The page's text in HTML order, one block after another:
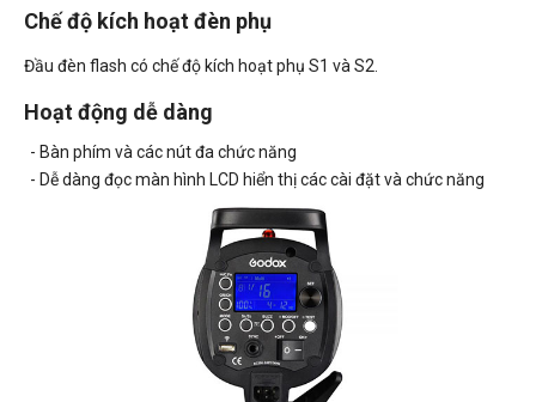
Chế độ kích hoạt đèn phụ
Đầu đèn flash có chế độ kích hoạt phụ S1 và S2.
Hoạt động dễ dàng
- Bàn phím và các nút đa chức năng
- Dễ dàng đọc màn hình LCD hiển thị các cài đặt và chức năng